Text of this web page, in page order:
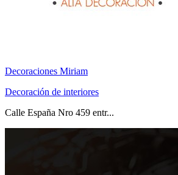
Decoraciones Miriam
Decoración de interiores
Calle España Nro 459 entr...